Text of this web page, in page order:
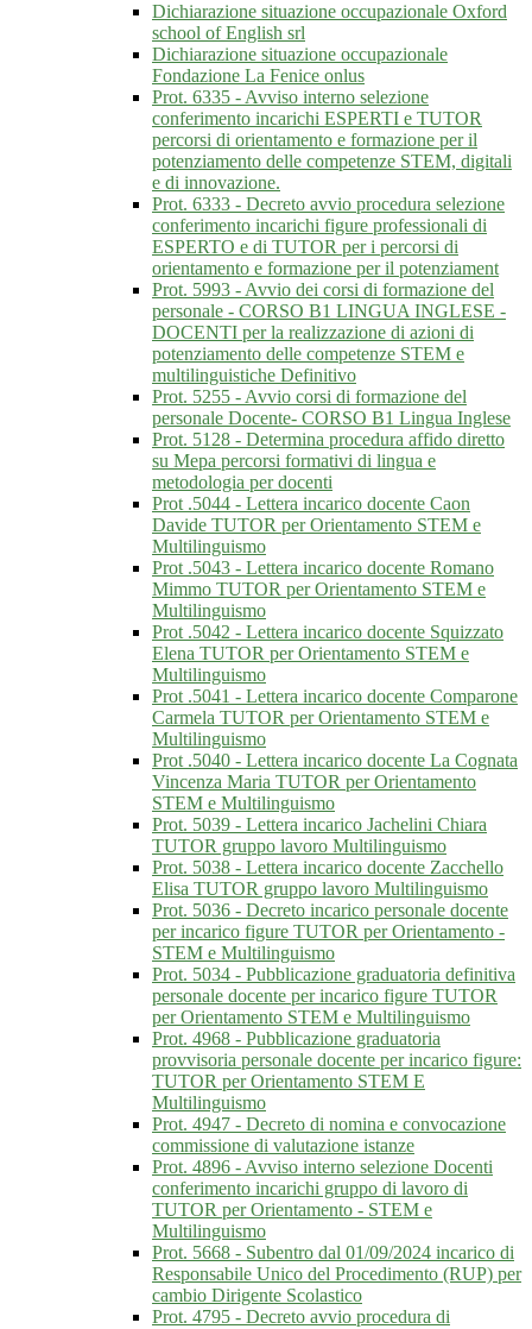
Dichiarazione situazione occupazionale Oxford
school of English srl
Dichiarazione situazione occupazionale
Fondazione La Fenice onlus
Prot. 6335 - Avviso interno selezione
conferimento incarichi ESPERTI e TUTOR
percorsi di orientamento e formazione per il
potenziamento delle competenze STEM, digitali
e di innovazione.
Prot. 6333 - Decreto avvio procedura selezione
conferimento incarichi figure professionali di
ESPERTO e di TUTOR per i percorsi di
orientamento e formazione per il potenziament
Prot. 5993 - Avvio dei corsi di formazione del
personale - CORSO B1 LINGUA INGLESE -
DOCENTI per la realizzazione di azioni di
potenziamento delle competenze STEM e
multilinguistiche Definitivo
Prot. 5255 - Avvio corsi di formazione del
personale Docente- CORSO B1 Lingua Inglese
Prot. 5128 - Determina procedura affido diretto
su Mepa percorsi formativi di lingua e
metodologia per docenti
Prot .5044 - Lettera incarico docente Caon
Davide TUTOR per Orientamento STEM e
Multilinguismo
Prot .5043 - Lettera incarico docente Romano
Mimmo TUTOR per Orientamento STEM e
Multilinguismo
Prot .5042 - Lettera incarico docente Squizzato
Elena TUTOR per Orientamento STEM e
Multilinguismo
Prot .5041 - Lettera incarico docente Comparone
Carmela TUTOR per Orientamento STEM e
Multilinguismo
Prot .5040 - Lettera incarico docente La Cognata
Vincenza Maria TUTOR per Orientamento
STEM e Multilinguismo
Prot. 5039 - Lettera incarico Jachelini Chiara
TUTOR gruppo lavoro Multilinguismo
Prot. 5038 - Lettera incarico docente Zacchello
Elisa TUTOR gruppo lavoro Multilinguismo
Prot. 5036 - Decreto incarico personale docente
per incarico figure TUTOR per Orientamento -
STEM e Multilinguismo
Prot. 5034 - Pubblicazione graduatoria definitiva
personale docente per incarico figure TUTOR
per Orientamento STEM e Multilinguismo
Prot. 4968 - Pubblicazione graduatoria
provvisoria personale docente per incarico figure:
TUTOR per Orientamento STEM E
Multilinguismo
Prot. 4947 - Decreto di nomina e convocazione
commissione di valutazione istanze
Prot. 4896 - Avviso interno selezione Docenti
conferimento incarichi gruppo di lavoro di
TUTOR per Orientamento - STEM e
Multilinguismo
Prot. 5668 - Subentro dal 01/09/2024 incarico di
Responsabile Unico del Procedimento (RUP) per
cambio Dirigente Scolastico
Prot. 4795 - Decreto avvio procedura di